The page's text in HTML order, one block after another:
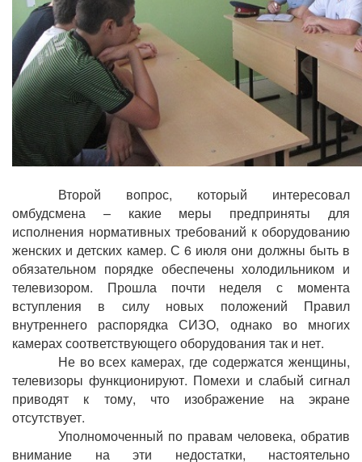
Второй вопрос, который интересовал
омбудсмена – какие меры предприняты для
исполнения нормативных требований к оборудованию
женских и детских камер. С 6 июля они должны быть в
обязательном порядке обеспечены холодильником и
телевизором. Прошла почти неделя с момента
вступления в силу новых положений Правил
внутреннего распорядка СИЗО, однако во многих
камерах соответствующего оборудования так и нет.
Не во всех камерах, где содержатся женщины,
телевизоры функционируют. Помехи и слабый сигнал
приводят к тому, что изображение на экране
отсутствует.
Уполномоченный по правам человека, обратив
внимание на эти недостатки, настоятельно